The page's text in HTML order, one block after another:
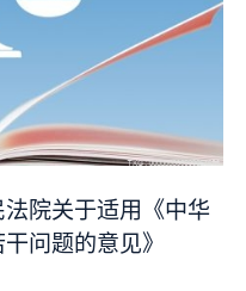
院关于适用《中华
问题的意见》